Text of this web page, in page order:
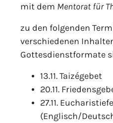
mit dem Mentorat für
zu den folgenden
verschiedenen
Gottesdienstformate
13.11. Taizégebet
20.11.
27.11.
(Englisch/